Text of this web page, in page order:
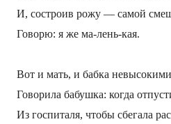
И, состроив рожу — самой
Говорю: я же ма-лень-кая.
Вот и мать, и бабка
Говорила бабушка: когда
Из госпиталя, чтобы сбегала